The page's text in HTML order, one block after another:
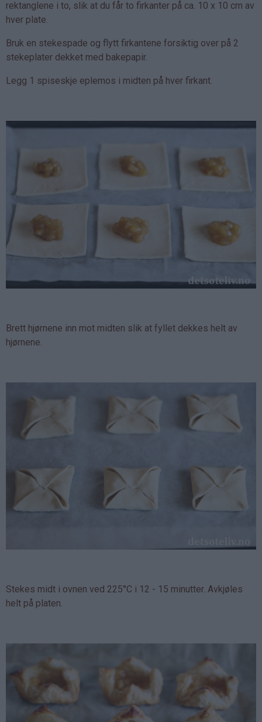
rektanglene i to, slik at du får to firkanter på ca. 10 x 10 cm av
hver plate.
Bruk en stekespade og flytt firkantene forsiktig over på 2
stekeplater dekket med bakepapir.
Legg 1 spiseskje eplemos i midten på hver firkant.
Brett hjørnene inn mot midten slik at fyllet dekkes helt av
hjørnene.
Stekes midt i ovnen ved 225°C i 12 - 15 minutter. Avkjøles
helt på platen.